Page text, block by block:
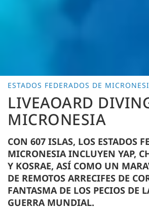
ESTADOS FEDERADOS DE
LIVEAOARD
MICRONESIA
CON 607 ISLAS, LOS ESTADOS
MICRONESIA INCLUYEN YAP,
Y KOSRAE, ASÍ COMO UN
DE REMOTOS ARRECIFES DE
FANTASMA DE LOS PECIOS DE
GUERRA MUNDIAL.